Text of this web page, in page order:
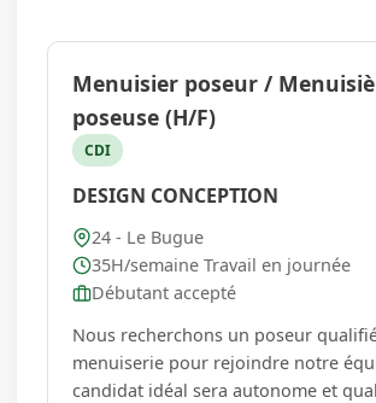
Menuisier poseur /
poseuse (H/F)
CDI
DESIGN CONCEPTION
24 - Le Bugue
35H/semaine Travail en journée
Débutant accepté
Nous recherchons un poseur
menuiserie pour rejoindre notre
candidat idéal sera autonome et